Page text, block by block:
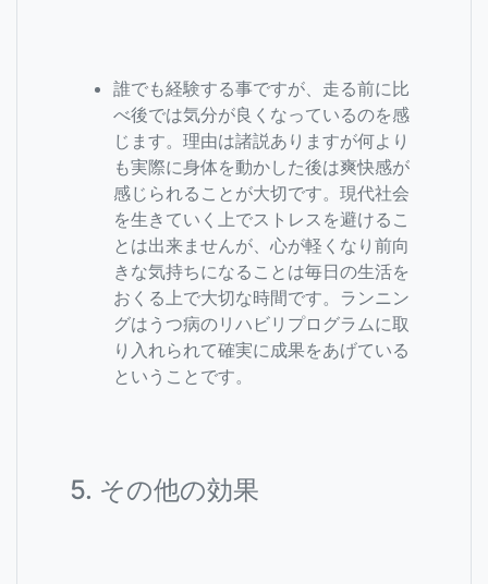
誰でも経験する事ですが、走る前に比
べ後では気分が良くなっているのを感
じます。理由は諸説ありますが何より
も実際に身体を動かした後は爽快感が
感じられることが大切です。現代社会
を生きていく上でストレスを避けるこ
とは出来ませんが、心が軽くなり前向
きな気持ちになることは毎日の生活を
おくる上で大切な時間です。ランニン
グはうつ病のリハビリプログラムに取
り入れられて確実に成果をあげている
ということです。
5. その他の効果